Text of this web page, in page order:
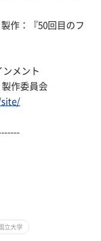
作：『50回目のフ
ンメント
製作委員会
site/
国立大学